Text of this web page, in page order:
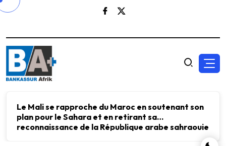
Le Mali se rapproche du Maroc en soutenant son
plan pour le Sahara et en retirant sa
reconnaissance de la République arabe sahraouie